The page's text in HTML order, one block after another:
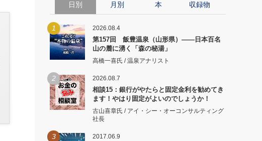
日別 月別 本 収録物
1 2026.08.4
第157回 飯豊温泉（山形県）――日本百名
山の麓に湧く「森の秘湯」
高橋一喜氏 / 温泉アナリスト
2 2026.08.7
相談15：銀行がやたらと固定金利を勧めてき
ます！やはり固定がよいのでしょうか！
古山喜章氏 / アイ・シー・オーコンサルティング
社長
3 2017.06.9